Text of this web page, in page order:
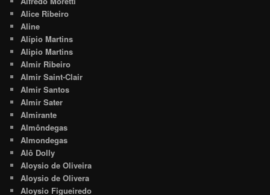
Alice Ribeiro
Aline
Alípio Martins
Alipio Martins
Almir Ribeiro
Almir Saint-Clair
Almir Santos
Almir Sater
Almirante
Almôndegas
Almondegas
Alô Dolly
Aloysio de Oliveira
Aloysio de Olivera
Aloysio Figueiredo